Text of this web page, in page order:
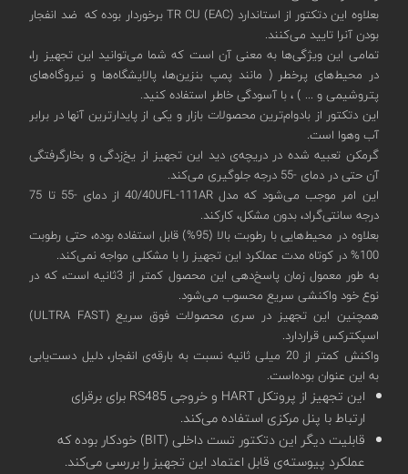
بعلاوه این دتکتور از استاندارد TR CU (EAC) برخوردار بوده که ضد انفجار
بودن آنرا تایید می‌کنند.
تمامی این ویژگی‌ها به معنی آن است که شما می‌توانید این تجهیز را،
در محیط‌های پرخطر ( مانند پمپ بنزین‌ها، پالایشگاه‌ها و نیروگاه‌های
پتروشیمی و ... ) ، با آسودگی خاطر استفاده کنید.
این دتکتور از بادوام‌ترین محصولات بازار و یکی از پایدارترین آنها در برابر
آب وهوا است.
گرمکن تعبیه شده در دریچه‌ی دید این تجهیز از یخ‌زدگی و بخارگرفتگی
آن حتی در دمای -55 درجه جلوگیری می‌کند.
این امر موجب می‌شود که مدل 40/40UFL-111AR از دمای -55 تا 75
درجه سانتی‌گراد، بدون مشکل، کارکند.
بعلاوه در محیط‌هایی با رطوبت بالا (95%) قابل استفاده بوده، حتی رطوبت
100% در کوتاه مدت عملکرد این تجهیز را با مشکلی مواجه نمی‌کند.
به طور معمول زمان پاسخ‌دهی این محصول کمتر از 3ثانیه است، که در
نوع خود واکنشی سریع محسوب می‌شود.
همچنین این تجهیز در سری محصولات فوق سریع (ULTRA FAST)
اسپکترکس قراردارد.
واکنش کمتر از 20 میلی ثانیه نسبت به بارقه‌ی انفجار، دلیل دست‌یابی
به این عنوان بوده‌است.
این تجهیز از پروتکل HART و خروجی RS485 برای برقرای
ارتباط با پنل مرکزی استفاده می‌کند.
قابلیت‌ دیگر این دتکتور تست داخلی (BIT) خودکار بوده که
عملکرد پیوسته‌ی قابل اعتماد این تجهیز را بررسی می‌کند.